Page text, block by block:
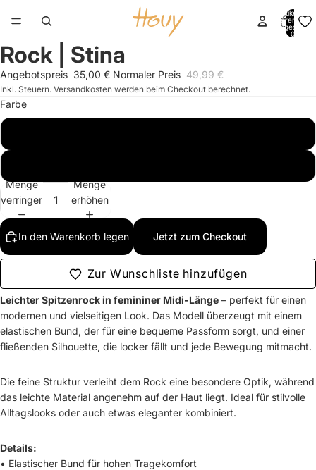
Artikel im
Warenkorb
insgesamt:
0
Bild
im
Vollbildmodus
öffnen
Rock | Stina
Angebotspreis 35,00 € Normaler Preis 49,99 €
Inkl. Steuern. Versandkosten werden beim Checkout berechnet.
Farbe
Menge
verringern
Menge
erhöhen
In den Warenkorb legen Jetzt zum Checkout
Zur Wunschliste hinzufügen
Leichter Spitzenrock in femininer Midi-Länge – perfekt für einen
modernen und vielseitigen Look. Das Modell überzeugt mit einem
elastischen Bund, der für eine bequeme Passform sorgt, und einer
fließenden Silhouette, die locker fällt und jede Bewegung mitmacht.
Die feine Struktur verleiht dem Rock eine besondere Optik, während
das leichte Material angenehm auf der Haut liegt. Ideal für stilvolle
Alltagslooks oder auch etwas eleganter kombiniert.
Details:
• Elastischer Bund für hohen Tragekomfort